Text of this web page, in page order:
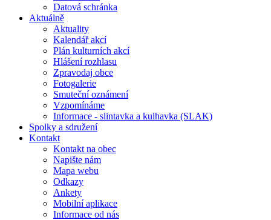
Datová schránka
Aktuálně
Aktuality
Kalendář akcí
Plán kulturních akcí
Hlášení rozhlasu
Zpravodaj obce
Fotogalerie
Smuteční oznámení
Vzpomínáme
Informace - slintavka a kulhavka (SLAK)
Spolky a sdružení
Kontakt
Kontakt na obec
Napište nám
Mapa webu
Odkazy
Ankety
Mobilní aplikace
Informace od nás